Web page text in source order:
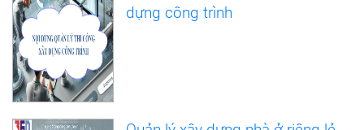
dựng công trình